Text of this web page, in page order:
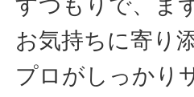
すつもりで、ま
お気持ちに寄り
プロがしっかり